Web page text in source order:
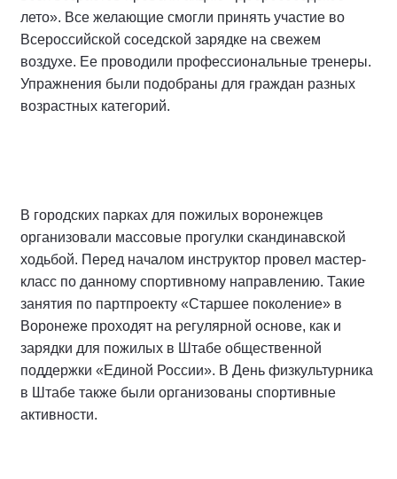
лето». Все желающие смогли принять участие во
Всероссийской соседской зарядке на свежем
воздухе. Ее проводили профессиональные тренеры.
Упражнения были подобраны для граждан разных
возрастных категорий.
В городских парках для пожилых воронежцев
организовали массовые прогулки скандинавской
ходьбой. Перед началом инструктор провел мастер-
класс по данному спортивному направлению. Такие
занятия по партпроекту «Старшее поколение» в
Воронеже проходят на регулярной основе, как и
зарядки для пожилых в Штабе общественной
поддержки «Единой России». В День физкультурника
в Штабе также были организованы спортивные
активности.